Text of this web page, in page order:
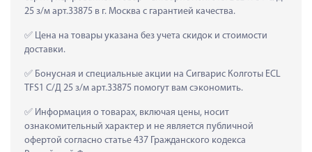
25 з/м арт.33875 в г. Москва с гарантией качества.
Цена на товары указана без учета скидок и стоимости
доставки.
Бонусная и специальные акции на Сигварис Колготы ECL
TFS1 С/Д 25 з/м арт.33875 помогут вам сэкономить.
Информация о товарах, включая цены, носит
ознакомительный характер и не является публичной
офертой согласно статье 437 Гражданского кодекса